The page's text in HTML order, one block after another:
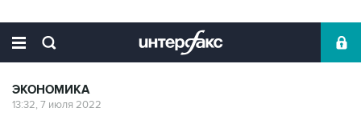
ЭКОНОМИКА
13:32, 7 июля 2022